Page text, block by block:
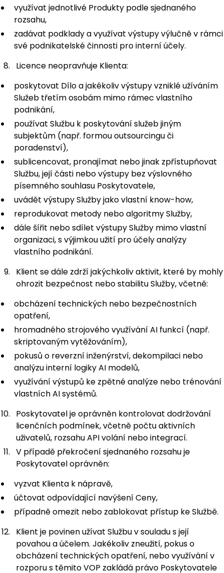
využívat jednotlivé Produkty podle sjednaného
rozsahu,
zadávat podklady a využívat výstupy výlučně v rámci
své podnikatelské činnosti pro interní účely.
Licence neopravňuje Klienta:
poskytovat Dílo a jakékoliv výstupy vzniklé užíváním
Služeb třetím osobám mimo rámec vlastního
podnikání,
používat Službu k poskytování služeb jiným
subjektům (např. formou outsourcingu či
poradenství),
sublicencovat, pronajímat nebo jinak zpřístupňovat
Službu, její části nebo výstupy bez výslovného
písemného souhlasu Poskytovatele,
uvádět výstupy Služby jako vlastní know-how,
reprodukovat metody nebo algoritmy Služby,
dále šířit nebo sdílet výstupy Služby mimo vlastní
organizaci, s výjimkou užití pro účely analýzy
vlastního podnikání.
Klient se dále zdrží jakýchkoliv aktivit, které by mohly
ohrozit bezpečnost nebo stabilitu Služby, včetně:
obcházení technických nebo bezpečnostních
opatření,
hromadného strojového využívání AI funkcí (např.
skriptovaným vytěžováním),
pokusů o reverzní inženýrství, dekompilaci nebo
analýzu interní logiky AI modelů,
využívání výstupů ke zpětné analýze nebo trénování
vlastních AI systémů.
Poskytovatel je oprávněn kontrolovat dodržování
licenčních podmínek, včetně počtu aktivních
uživatelů, rozsahu API volání nebo integrací.
V případě překročení sjednaného rozsahu je
Poskytovatel oprávněn:
vyzvat Klienta k nápravě,
účtovat odpovídající navýšení Ceny,
případně omezit nebo zablokovat přístup ke Službě.
Klient je povinen užívat Službu v souladu s její
povahou a účelem. Jakékoliv zneužití, pokus o
obcházení technických opatření, nebo využívání v
rozporu s těmito VOP zakládá právo Poskytovatele